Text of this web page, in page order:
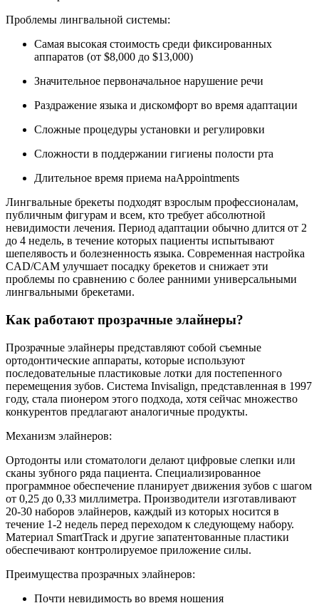
Проблемы лингвальной системы:
Самая высокая стоимость среди фиксированных
аппаратов (от $8,000 до $13,000)
Значительное первоначальное нарушение речи
Раздражение языка и дискомфорт во время адаптации
Сложные процедуры установки и регулировки
Сложности в поддержании гигиены полости рта
Длительное время приема наAppointments
Лингвальные брекеты подходят взрослым профессионалам,
публичным фигурам и всем, кто требует абсолютной
невидимости лечения. Период адаптации обычно длится от 2
до 4 недель, в течение которых пациенты испытывают
шепелявость и болезненность языка. Современная настройка
CAD/CAM улучшает посадку брекетов и снижает эти
проблемы по сравнению с более ранними универсальными
лингвальными брекетами.
Как работают прозрачные элайнеры?
Прозрачные элайнеры представляют собой съемные
ортодонтические аппараты, которые используют
последовательные пластиковые лотки для постепенного
перемещения зубов. Система Invisalign, представленная в 1997
году, стала пионером этого подхода, хотя сейчас множество
конкурентов предлагают аналогичные продукты.
Механизм элайнеров:
Ортодонты или стоматологи делают цифровые слепки или
сканы зубного ряда пациента. Специализированное
программное обеспечение планирует движения зубов с шагом
от 0,25 до 0,33 миллиметра. Производители изготавливают
20-30 наборов элайнеров, каждый из которых носится в
течение 1-2 недель перед переходом к следующему набору.
Материал SmartTrack и другие запатентованные пластики
обеспечивают контролируемое приложение силы.
Преимущества прозрачных элайнеров:
Почти невидимость во время ношения